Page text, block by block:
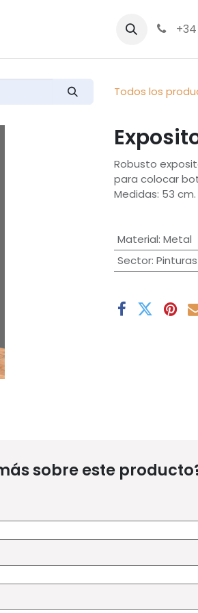
+34
Todos los
Robusto
para colocar
Medidas: 53
Material: Metal
Sector:
sobre este